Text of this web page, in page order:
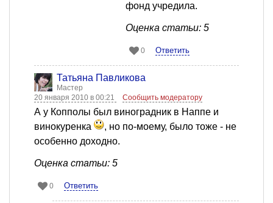
фонд учредила.
Оценка статьи: 5
0 Ответить
Татьяна Павликова
Мастер
20 января 2010 в 00:21
Сообщить модератору
А у Копполы был виноградник в Наппе и
винокуренка
, но по-моему, было тоже - не
особенно доходно.
Оценка статьи: 5
0 Ответить